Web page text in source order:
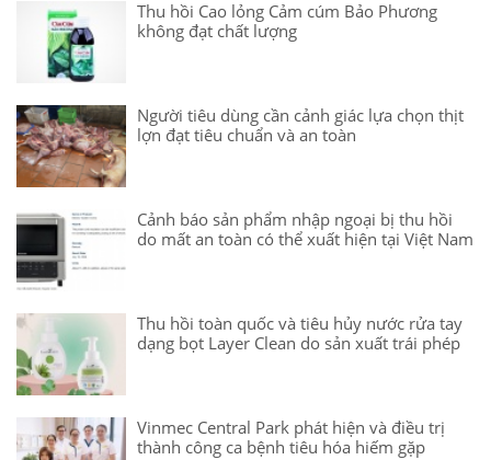
Thu hồi Cao lỏng Cảm cúm Bảo Phương
không đạt chất lượng
Người tiêu dùng cần cảnh giác lựa chọn thịt
lợn đạt tiêu chuẩn và an toàn
Cảnh báo sản phẩm nhập ngoại bị thu hồi
do mất an toàn có thể xuất hiện tại Việt Nam
Thu hồi toàn quốc và tiêu hủy nước rửa tay
dạng bọt Layer Clean do sản xuất trái phép
Vinmec Central Park phát hiện và điều trị
thành công ca bệnh tiêu hóa hiếm gặp